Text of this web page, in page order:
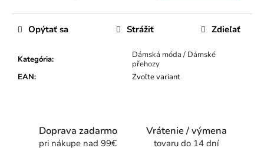
Kategória:
Dámská móda / Dámské
přehozy
EAN: Zvoľte variant
Opýtať sa Strážiť Zdieľať
Doprava zadarmo
pri nákupe nad 99€
Vrátenie / výmena
tovaru do 14 dní